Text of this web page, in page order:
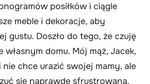
posiłków i ciągle
meble i dekoracje, aby
gustu. Doszło do tego, że czuję
własnym domu. Mój mąż, Jacek,
chce urazić swojej mamy, ale
się naprawdę sfrustrowana.